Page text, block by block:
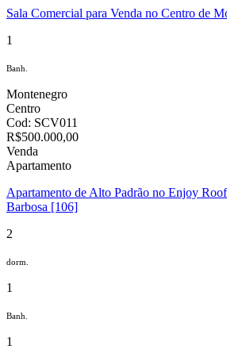
Sala Comercial para Venda no Centro de
1
Banh.
Montenegro
Centro
Cod: SCV011
R$500.000,00
Venda
Apartamento
Apartamento de Alto Padrão no Enjoy
Barbosa [106]
2
dorm.
1
Banh.
1